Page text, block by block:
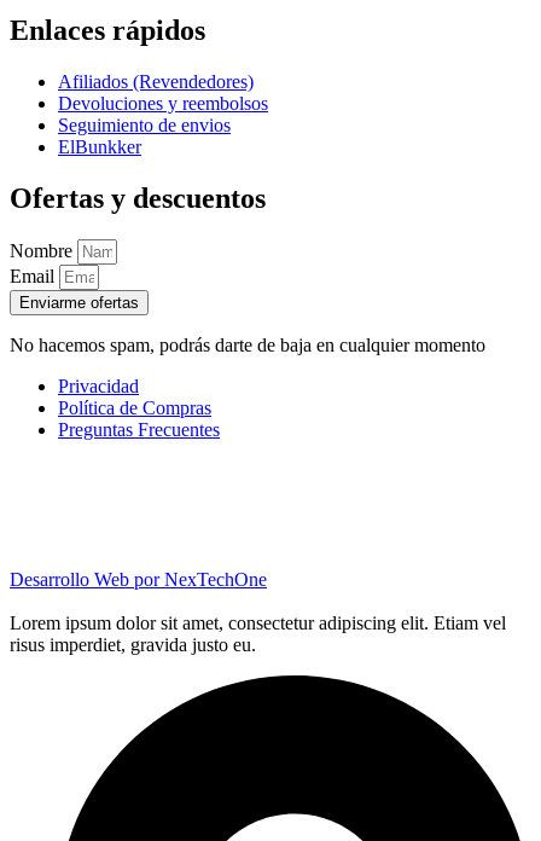
Enlaces rápidos
Afiliados (Revendedores)
Devoluciones y reembolsos
Seguimiento de envios
ElBunkker
Ofertas y descuentos
Nombre
Email
Enviarme ofertas
No hacemos spam, podrás darte de baja en cualquier momento
Privacidad
Política de Compras
Preguntas Frecuentes
Desarrollo Web porNexTechOne
Lorem ipsum dolor sit amet, consectetur adipiscing elit. Etiam vel
risus imperdiet, gravida justo eu.